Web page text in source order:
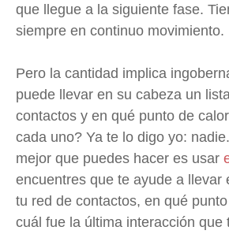
que llegue a la siguiente fase.
siempre en continuo movimiento.
Pero la cantidad implica
puede llevar en su cabeza un
contactos y en qué punto de
cada uno? Ya te lo digo yo:
mejor que puedes hacer es usar
encuentres que te ayude a llevar
tu red de contactos, en qué
cuál fue la última interacción que